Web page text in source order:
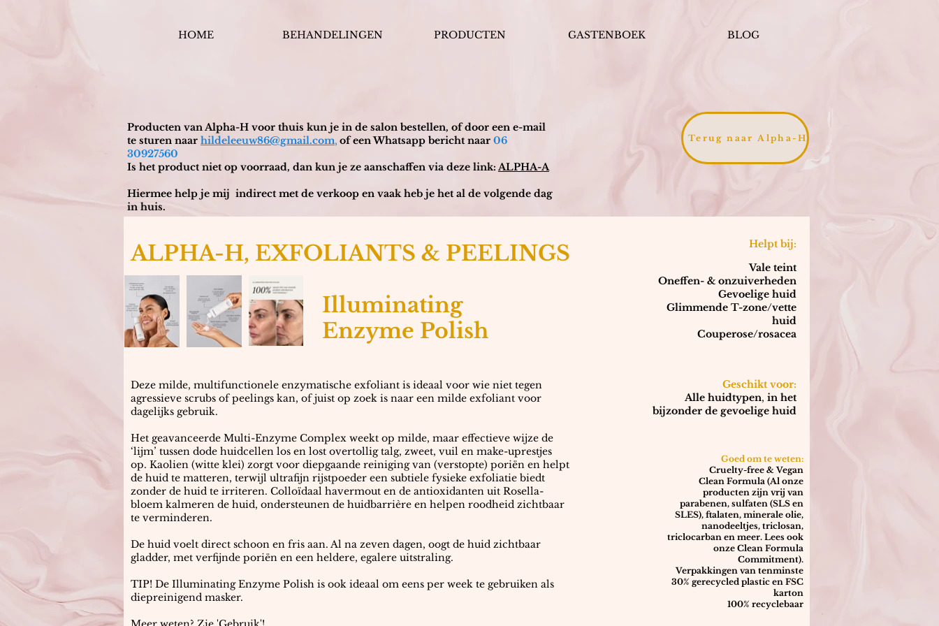
HOME BEHANDELINGEN PRODUCTEN GASTENBOEK BLOG
Terug naar Alpha-H
Helpt bij:
Vale teint
Oneffen- & onzuiverheden
Gevoelige huid
Glimmende T-zone/vette
huid
Couperose/rosacea
ALPHA-H, EXFOLIANTS & PEELINGS
Illuminating
Enzyme Polish
Deze milde, multifunctionele enzymatische exfoliant is ideaal voor wie niet tegen
agressieve scrubs of peelings kan, of juist op zoek is naar een milde exfoliant voor
dagelijks gebruik.
Het geavanceerde Multi-Enzyme Complex weekt op milde, maar effectieve wijze de
‘lijm’ tussen dode huidcellen los en lost overtollig talg, zweet, vuil en make-uprestjes
op. Kaolien (witte klei) zorgt voor diepgaande reiniging van (verstopte) poriën en helpt
de huid te matteren, terwijl ultrafijn rijstpoeder een subtiele fysieke exfoliatie biedt
zonder de huid te irriteren. Colloïdaal havermout en de antioxidanten uit Rosella-
bloem kalmeren de huid, ondersteunen de huidbarrière en helpen roodheid zichtbaar
te verminderen.
De huid voelt direct schoon en fris aan. Al na zeven dagen, oogt de huid zichtbaar
gladder, met verfijnde poriën en een heldere, egalere uitstraling.
TIP! De Illuminating Enzyme Polish is ook ideaal om eens per week te gebruiken als
diepreinigend masker.
Geschikt voor:
Alle huidtypen, in het
bijzonder de gevoelige huid
Goed om te weten:
Cruelty-free & Vegan
Clean Formula (Al onze
producten zijn vrij van
parabenen, sulfaten (SLS en
SLES), ftalaten, minerale olie,
nanodeeltjes, triclosan,
triclocarban en meer. Lees ook
onze Clean Formula
Commitment).
Verpakkingen van tenminste
30% gerecycled plastic en FSC
karton
100% recyclebaar
Producten van Alpha-H voor thuis kun je in de salon bestellen, of door een e-mail
te sturen naar hildeleeuw86@gmail.com, of een Whatsapp bericht naar 06
30927560
Is het product niet op voorraad, dan kun je ze aanschaffen via deze link:ALPHA-A
Hiermee help je mij indirect met de verkoop en vaak heb je het al de volgende dag
in huis.